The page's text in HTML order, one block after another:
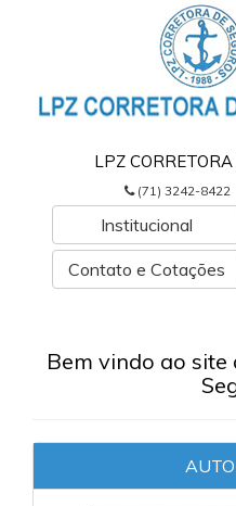
LPZ
(71) 3242-8422
Institucional
Contato e Cotações
Bem vindo ao site